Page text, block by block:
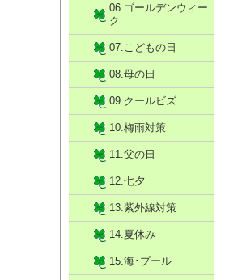
06.ゴールデンウィー
ク
07.こどもの日
08.母の日
09.クールビズ
10.梅雨対策
11.父の日
12.七夕
13.紫外線対策
14.夏休み
15.海･プール